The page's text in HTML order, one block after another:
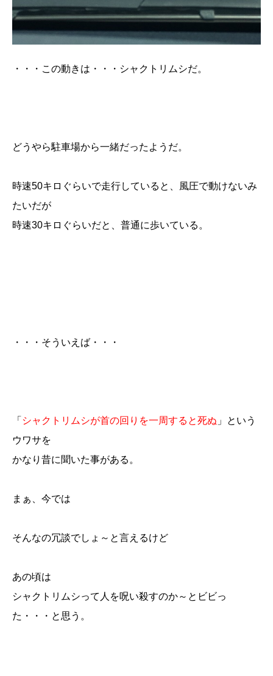
・・・この動きは・・・シャクトリムシだ。
どうやら駐車場から一緒だったようだ。
時速50キロぐらいで走行していると、風圧で動けないみ
たいだが
時速30キロぐらいだと、普通に歩いている。
・・・そういえば・・・
「 シャクトリムシが首の回りを一周すると死ぬ 」という
ウワサを
かなり昔に聞いた事がある。
まぁ、今では
そんなの冗談でしょ～と言えるけど
あの頃は
シャクトリムシって人を呪い殺すのか～とビビっ
た・・・と思う。